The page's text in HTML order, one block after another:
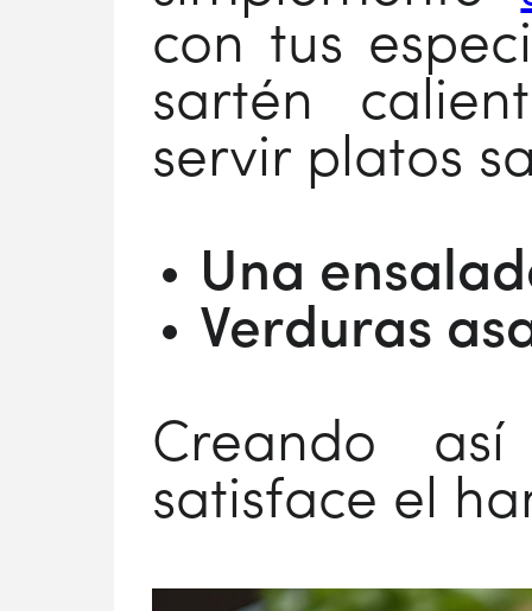
con tus
sartén
servir platos
Una
Verduras
Creando
satisface el